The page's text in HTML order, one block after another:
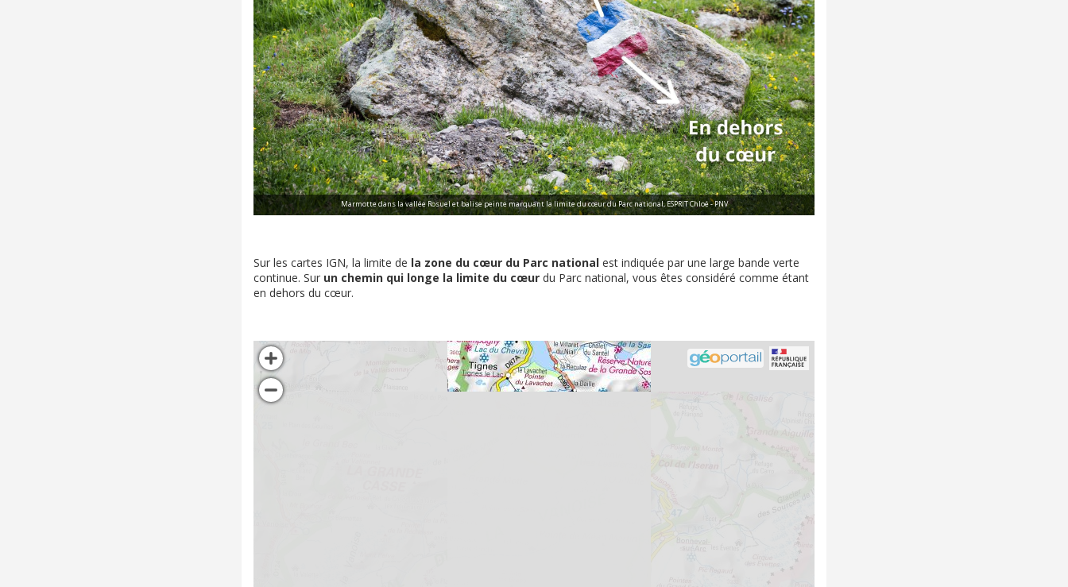
Marmotte dans la vallée Rosuel et balise peinte marquant la limite du cœur du Parc national, ESPRIT Chloé - PNV
Sur les cartes IGN, la limite de la zone du cœur du Parc national est indiquée par une large bande verte
continue. Sur un chemin qui longe la limite du cœur du Parc national, vous êtes considéré comme étant
en dehors du cœur.